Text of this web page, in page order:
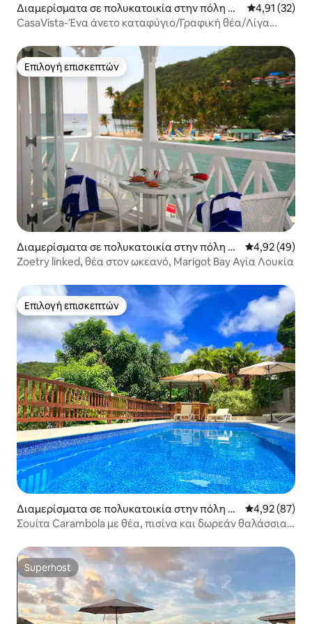
Διαμερίσματα σε πολυκατοικία στην πόλη Ca
stries
Μέση
4,91 (32)
CasaVista-Ένα άνετο καταφύγιο/Γραφική θέα/Λίγα
Επιλογή επισκεπτών
Επιλογή επισκεπτών
Διαμερίσματα σε πολυκατοικία στην πόλη M
arigot Bay
Μέση
4,92 (49)
Zoetry linked, θέα στον ωκεανό, Marigot Bay Αγία Λουκία
Επιλογή επισκεπτών
Επιλογή επισκεπτών
Διαμερίσματα σε πολυκατοικία στην πόλη M
arigot Bay
Μέση
4,92 (87)
Σουίτα Carambola με θέα, πισίνα και δωρεάν θαλάσσια
Superhost
Superhost